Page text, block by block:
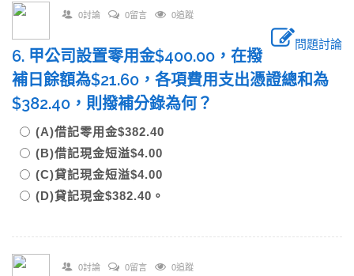
0討論 0留言 0追蹤
問題討論
6. 甲公司設置零用金$400.00，在撥
補日餘額為$21.60，各項費用支出憑證總和為
$382.40，則撥補分錄為何？
(A)借記零用金$382.40
(B)借記現金短溢$4.00
(C)貸記現金短溢$4.00
(D)貸記現金$382.40。
0討論 0留言 0追蹤